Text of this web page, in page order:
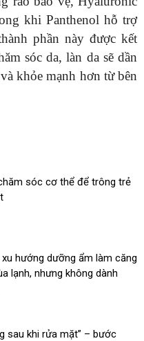
khi Panthenol hỗ trợ
phần này được kết
sóc da, làn da sẽ dần
khỏe mạnh hơn từ bên
sóc cơ thể để trông trẻ
xu hướng dưỡng ẩm làm căng
lạnh, nhưng không dành
sau khi rửa mặt” – bước